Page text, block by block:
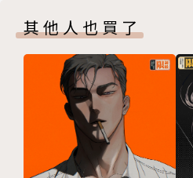
其他人也買了